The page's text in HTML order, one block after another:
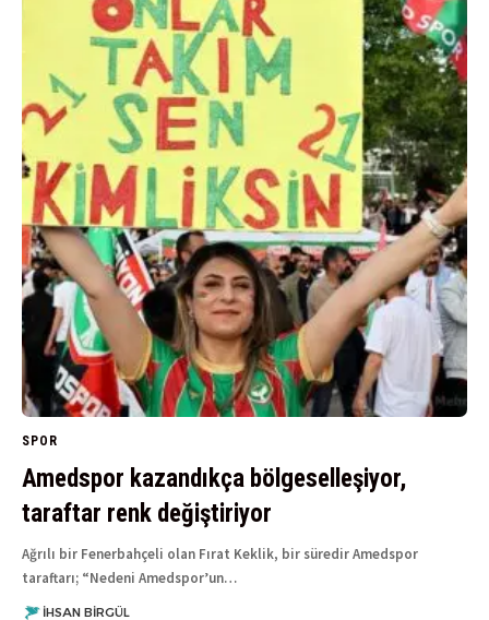
SPOR
Amedspor kazandıkça bölgeselleşiyor,
taraftar renk değiştiriyor
Ağrılı bir Fenerbahçeli olan Fırat Keklik, bir süredir Amedspor
taraftarı; “Nedeni Amedspor’un…
İHSAN BIRGÜL